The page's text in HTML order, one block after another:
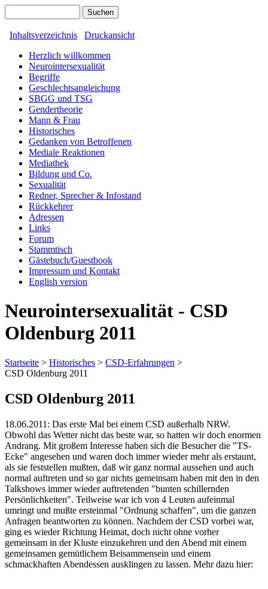
Inhaltsverzeichnis
Druckansicht
Herzlich willkommen
Neurointersexualität
Begriffe
Geschlechtsangleichung
SBGG und TSG
Gendertheorie
Mann & Frau
Historisches
Gedanken von Betroffenen
Mediale Reaktionen
Mediathek
Bildung und Co.
Sexualität
Redner, Sprecher & Infostand
Rückkehrer
Adressen
Links
Forum
Stammtisch
Gästebuch/Guestbook
Impressum und Kontakt
English version
Neurointersexualität - CSD
Oldenburg 2011
Startseite > Historisches > CSD-Erfahrungen >
CSD Oldenburg 2011
CSD Oldenburg 2011
18.06.2011: Das erste Mal bei einem CSD außerhalb NRW.
Obwohl das Wetter nicht das beste war, so hatten wir doch enormen
Andrang. Mit großem Interesse haben sich die Besucher die "TS-
Ecke" angesehen und waren doch immer wieder mehr als erstaunt,
als sie feststellen mußten, daß wir ganz normal aussehen und auch
normal auftreten und so gar nichts gemeinsam haben mit den in den
Talkshows immer wieder auftretenden "bunten schillernden
Persönlichkeiten". Teilweise war ich von 4 Leuten aufeinmal
umringt und mußte ersteinmal "Ordnung schaffen", um die ganzen
Anfragen beantworten zu können. Nachdem der CSD vorbei war,
ging es wieder Richtung Heimat, doch nicht ohne vorher
gemeinsam in der Kluste einzukehren und den Abend mit einem
gemeinsamen gemütlichem Beisammensein und einem
schmackhaften Abendessen ausklingen zu lassen. Mehr dazu hier: